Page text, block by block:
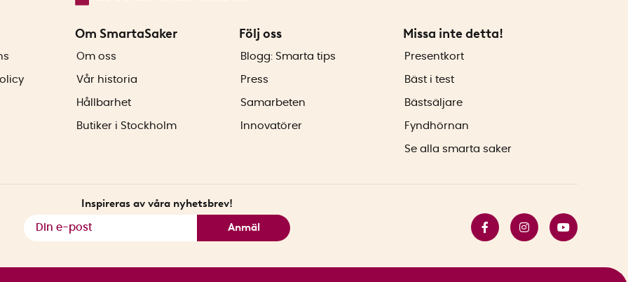
Om SmartaSaker
Om oss
Vår historia
Hållbarhet
Butiker i Stockholm
Följ oss
Blogg: Smarta tips
Press
Samarbeten
Innovatörer
Missa inte detta!
Presentkort
Bäst i test
Bästsäljare
Fyndhörnan
Se alla smarta saker
Inspireras av våra nyhetsbrev!
Anmäl